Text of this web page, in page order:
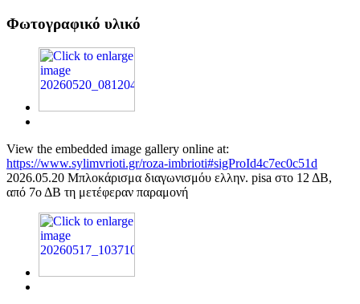
Φωτογραφικό υλικό
View the embedded image gallery online at:
https://www.sylimvrioti.gr/roza-imbrioti#sigProId4c7ec0c51d
2026.05.20 Μπλοκάρισμα διαγωνισμόυ ελλην. pisa στο 12 ΔΒ,
από 7ο ΔΒ τη μετέφεραν παραμονή